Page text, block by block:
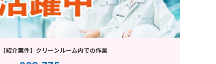
【紹介案件】クリーンルーム内での作業